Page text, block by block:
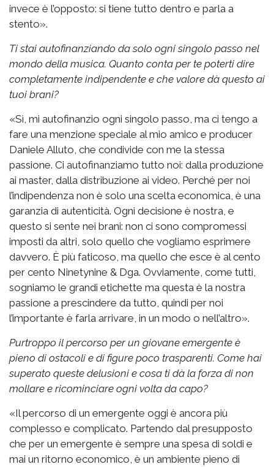
invece è l’opposto: si tiene tutto dentro e parla a
stento».
Ti stai autofinanziando da solo ogni singolo passo nel
mondo della musica. Quanto conta per te poterti dire
completamente indipendente e che valore dà questo ai
tuoi brani?
«Sì, mi autofinanzio ogni singolo passo, ma ci tengo a
fare una menzione speciale al mio amico e producer
Daniele Alluto, che condivide con me la stessa
passione. Ci autofinanziamo tutto noi: dalla produzione
ai master, dalla distribuzione ai video. Perché per noi
l’indipendenza non è solo una scelta economica, è una
garanzia di autenticità. Ogni decisione è nostra, e
questo si sente nei brani: non ci sono compromessi
imposti da altri, solo quello che vogliamo esprimere
davvero. È più faticoso, ma quello che esce è al cento
per cento Ninetynine & Dga. Ovviamente, come tutti,
sogniamo le grandi etichette ma questa è la nostra
passione a prescindere da tutto, quindi per noi
l’importante è farla arrivare, in un modo o nell’altro».
Purtroppo il percorso per un giovane emergente è
pieno di ostacoli e di figure poco trasparenti. Come hai
superato queste delusioni e cosa ti dà la forza di non
mollare e ricominciare ogni volta da capo?
«Il percorso di un emergente oggi è ancora più
complesso e complicato. Partendo dal presupposto
che per un emergente è sempre una spesa di soldi e
mai un ritorno economico, è un ambiente pieno di